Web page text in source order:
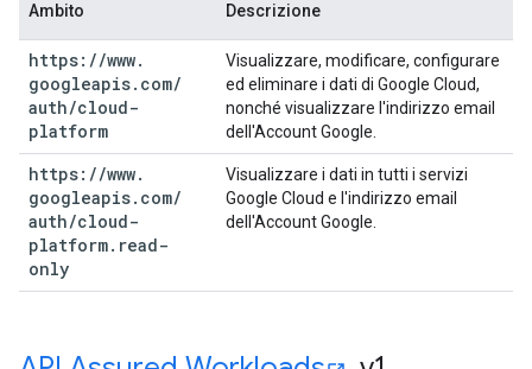
Ambito Descrizione
https: //www.
googleapis. com/
auth/cloud-
platform
Visualizzare, modificare, configurare
ed eliminare i dati di Google Cloud,
nonché visualizzare l'indirizzo email
dell'Account Google.
https: //www.
googleapis. com/
auth/cloud-
platform. read-
only
Visualizzare i dati in tutti i servizi
Google Cloud e l'indirizzo email
dell'Account Google.